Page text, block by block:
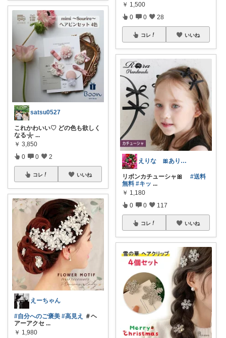
satsu0527
これかわいい♡ どの色も欲しく
なる𓇼 ...
￥ 3,850
0 0 2
コレ いいね
えーちゃん
#自分へのご褒美 #高見え ＃ヘ
アーアクセ ...
￥ 1,980
￥ 1,500
0 0 28
コレ いいね
えりな 🎀ありがとうございます🎀🙇
リボンカチューシャ🎀 #送料
無料 #キッ ...
￥ 1,180
0 0 117
コレ いいね